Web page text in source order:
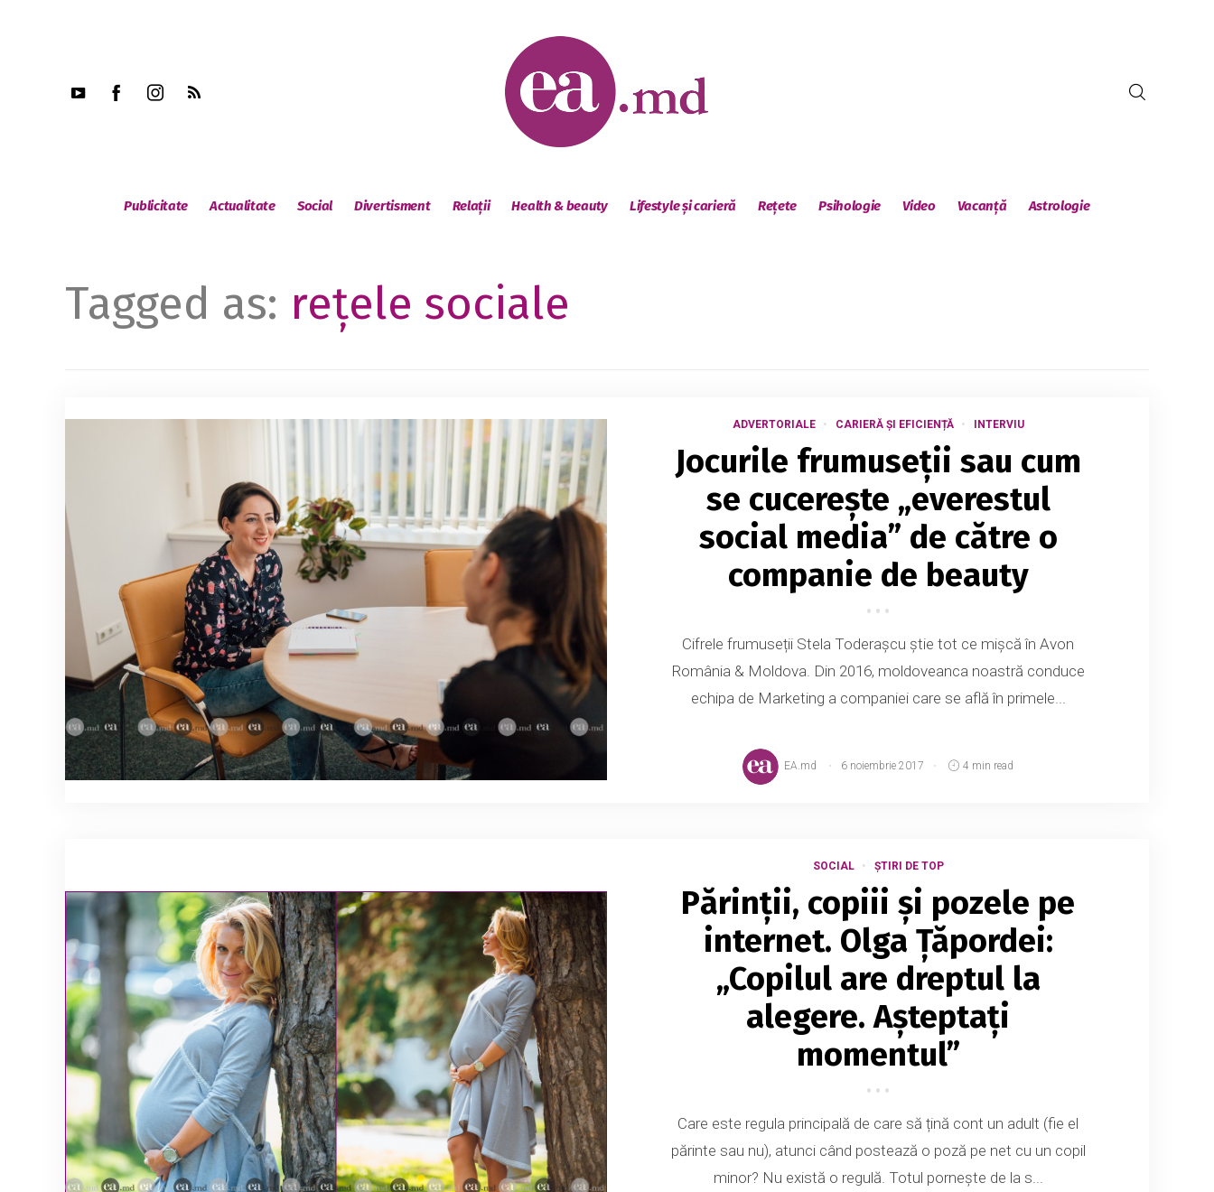
Publicitate Actualitate Social Divertisment Relații Health & beauty Lifestyle și carieră Rețete Psihologie Video Vacanță Astrologie
Tagged as: rețele sociale
ADVERTORIALE CARIERĂ ȘI EFICIENȚĂ INTERVIU
Jocurile frumuseții sau cum
se cucerește „everestul
social media” de către o
companie de beauty
Cifrele frumuseții Stela Toderașcu știe tot ce mișcă în Avon
România & Moldova. Din 2016, moldoveanca noastră conduce
echipa de Marketing a companiei care se află în primele...
EA.md 6 noiembrie 2017 4 min read
SOCIAL ȘTIRI DE TOP
Părinții, copiii și pozele pe
internet. Olga Țăpordei:
„Copilul are dreptul la
alegere. Așteptați
momentul”
Care este regula principală de care să țină cont un adult (fie el
părinte sau nu), atunci când postează o poză pe net cu un copil
minor? Nu există o regulă. Totul pornește de la s...